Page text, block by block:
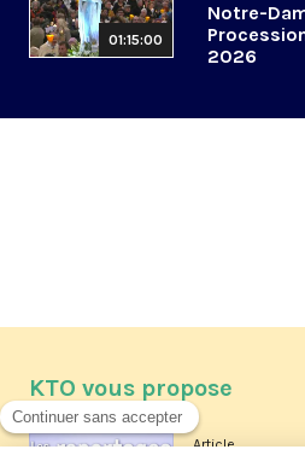
01:15:00
Notre-
2026
KTO vous propose
Article